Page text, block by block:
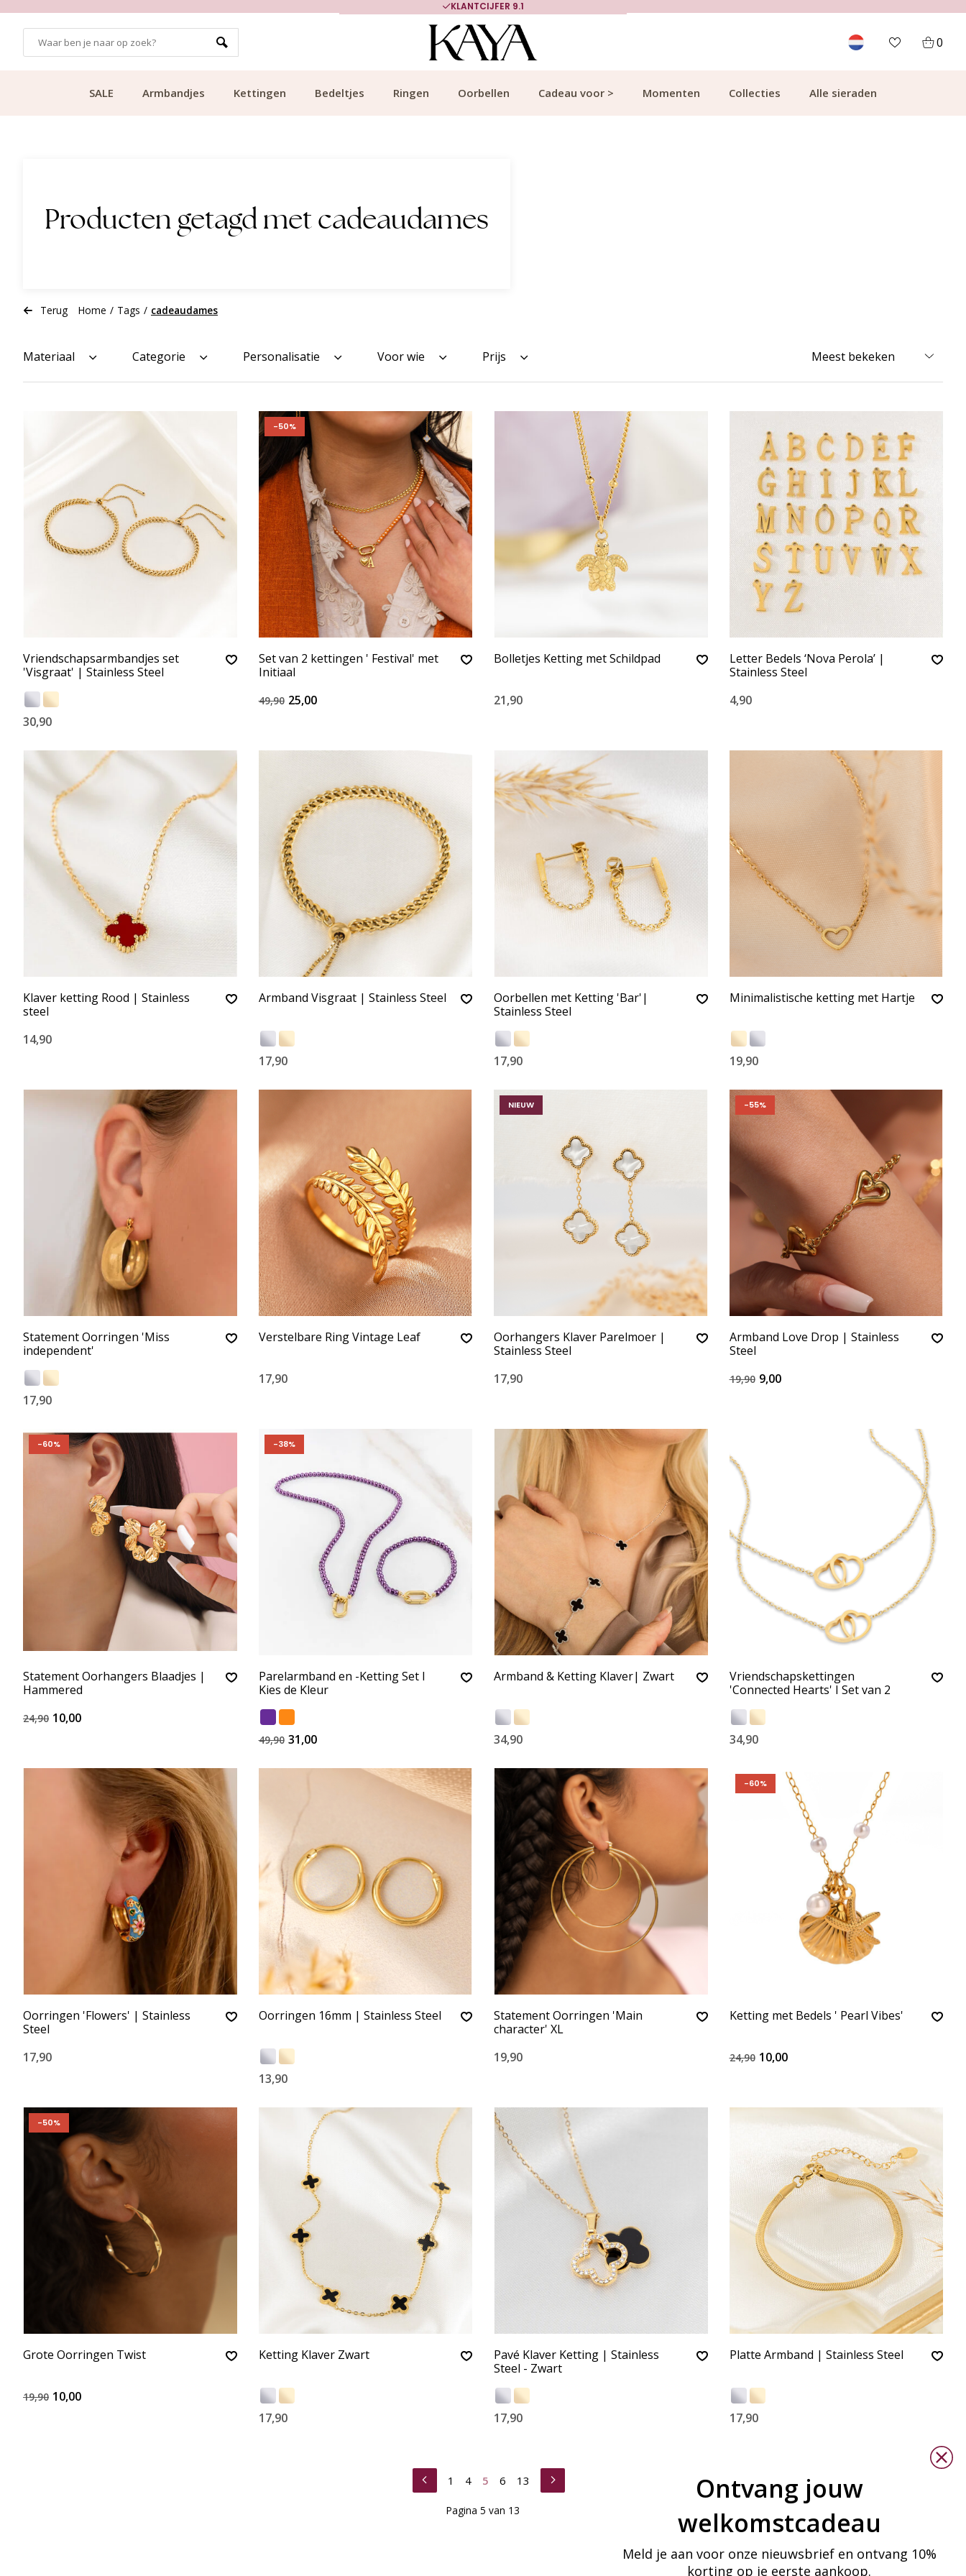
700.000+ TEVREDEN KLANTEN
0
SALE Armbandjes Kettingen Bedeltjes Ringen Oorbellen Cadeau voor > Momenten Collecties Alle sieraden
Producten getagd met cadeaudames
Terug Home / Tags / cadeaudames
Materiaal Categorie Personalisatie Voor wie Prijs
Vriendschapsarmbandjes set
'Visgraat' | Stainless Steel
30,90
-50%
Set van 2 kettingen ' Festival' met
Initiaal
49,90 25,00
Bolletjes Ketting met Schildpad
21,90
Letter Bedels ‘Nova Perola’ |
Stainless Steel
4,90
Klaver ketting Rood | Stainless
steel
14,90
Armband Visgraat | Stainless Steel
17,90
Oorbellen met Ketting 'Bar'|
Stainless Steel
17,90
Minimalistische ketting met Hartje
19,90
Statement Oorringen 'Miss
independent'
17,90
Verstelbare Ring Vintage Leaf
17,90
NIEUW
Oorhangers Klaver Parelmoer |
Stainless Steel
17,90
-55%
Armband Love Drop | Stainless
Steel
19,90 9,00
-60%
Statement Oorhangers Blaadjes |
Hammered
24,90 10,00
-38%
Parelarmband en -Ketting Set I
Kies de Kleur
49,90 31,00
Armband & Ketting Klaver| Zwart
34,90
Vriendschapskettingen
'Connected Hearts' I Set van 2
34,90
Oorringen 'Flowers' | Stainless
Steel
17,90
Oorringen 16mm | Stainless Steel
13,90
Statement Oorringen 'Main
character' XL
19,90
-60%
Ketting met Bedels ' Pearl Vibes'
24,90 10,00
-50%
Grote Oorringen Twist
19,90 10,00
Ketting Klaver Zwart
17,90
Pavé Klaver Ketting | Stainless
Steel - Zwart
17,90
Platte Armband | Stainless Steel
17,90
1 4 5 6 13
Pagina 5 van 13
Ontvang jouw
welkomstcadeau
Meld je aan voor onze nieuwsbrief en ontvang 10%
korting op je eerste aankoop.